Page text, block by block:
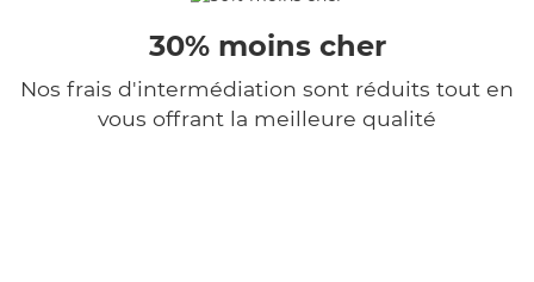
30% moins cher
Nos frais d'intermédiation sont réduits tout en
vous offrant la meilleure qualité